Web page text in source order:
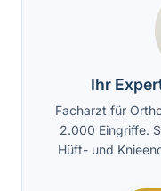
Ihr
Facharzt für
2.000 Eingriffe.
Hüft- und